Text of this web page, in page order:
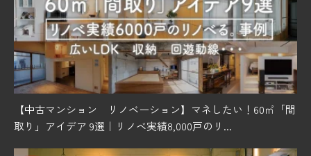
【中古マンション リノベーション】マネしたい！60㎡「間
取り」アイデア 9選｜リノベ実績8,000戸のリ...